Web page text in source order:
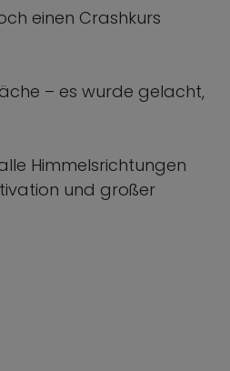
einen Crashkurs
– es wurde gelacht,
Himmelsrichtungen
und großer